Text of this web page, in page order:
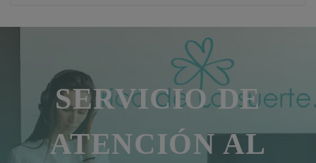
SERVICIO DE
ATENCIÓN AL